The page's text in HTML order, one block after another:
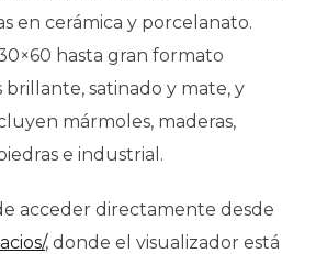
en cerámica y porcelanato.
hasta gran formato
brillante, satinado y mate, y
mármoles, maderas,
e industrial.
acceder directamente desde
, donde el visualizador está